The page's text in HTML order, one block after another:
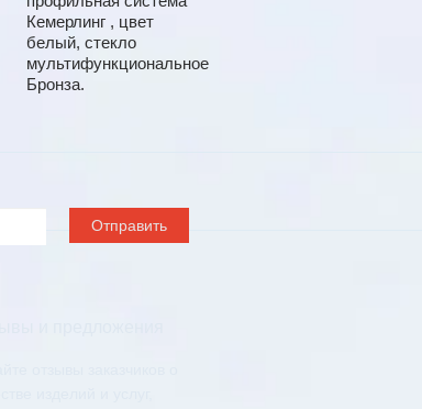
Кемерлинг , цвет
белый, стекло
мультифункциональное
Бронза.